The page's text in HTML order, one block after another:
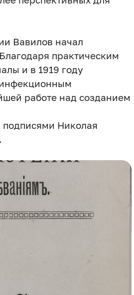
Вавилов начал
практическим
и в 1919 году
работе над созданием
Николая